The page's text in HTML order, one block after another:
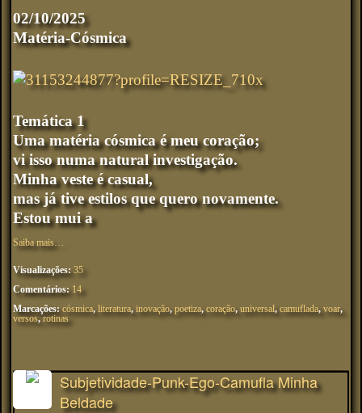
02/10/2025
Matéria-Cósmica
Temática 1
Uma matéria cósmica é meu coração;
vi isso numa natural investigação.
Minha veste é casual,
mas já tive estilos que quero novamente.
Estou mui a
Saiba mais…
Visualizações:35
Comentários: 14
Marcações:cósmica, literatura, inovação, poetiza, coração, universal,camuflada,voar,
versos,rotinas
Subjetividade-Punk-Ego-Camufla Minha
Beldade